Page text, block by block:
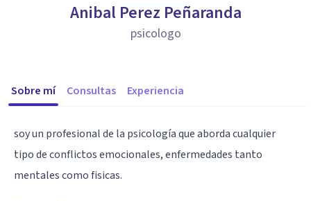
Anibal Perez Peñaranda
psicologo
Sobre mí Consultas Experiencia
soy un profesional de la psicología que aborda cualquier
tipo de conflictos emocionales, enfermedades tanto
mentales como fisicas.